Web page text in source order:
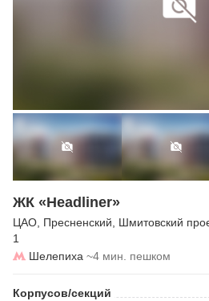
ЖК «Headliner»
ЦАО, Пресненский, Шмитовский
1
Шелепиха ~4 мин. пешком
Корпусов/секций